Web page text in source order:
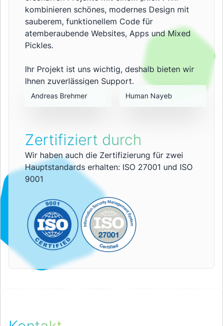
kombinieren schönes, modernes Design mit
sauberem, funktionellem Code für
atemberaubende Websites, Apps und Mixed
Pickles.
Ihr Projekt ist uns wichtig, deshalb bieten wir
Ihnen zuverlässigen Support.
Andreas Brehmer Human Nayeb
Zertifiziert durch
Wir haben auch die Zertifizierung für zwei
Hauptstandards erhalten: ISO 27001 und ISO
9001